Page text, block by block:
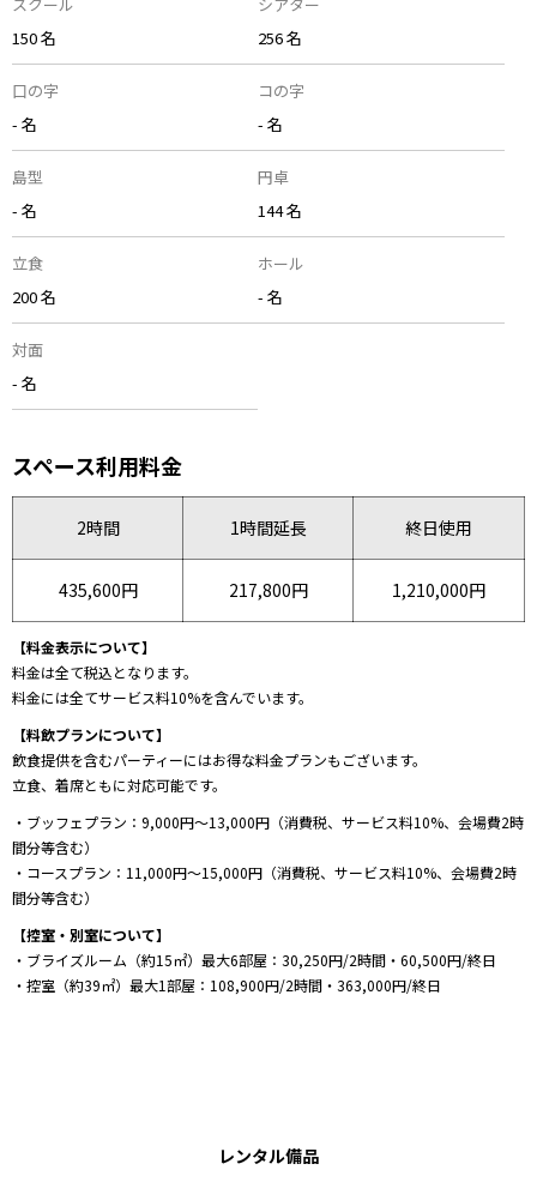
150 名
256 名
口の字
- 名
コの字
- 名
島型
- 名
円卓
144 名
立食
200 名
ホール
- 名
対面
- 名
スペース利用料金
2時間 1時間延長 終日使用
435,600円 217,800円 1,210,000円
【料金表示について】
料金は全て税込となります。
料金には全てサービス料10%を含んでいます。
【料飲プランについて】
飲食提供を含むパーティーにはお得な料金プランもございます。
立食、着席ともに対応可能です。
・ブッフェプラン：9,000円～13,000円（消費税、サービス料10%、会場費2時
間分等含む）
・コースプラン：11,000円～15,000円（消費税、サービス料10%、会場費2時
間分等含む）
【控室・別室について】
・ブライズルーム（約15㎡）最大6部屋：30,250円/2時間・60,500円/終日
・控室（約39㎡）最大1部屋：108,900円/2時間・363,000円/終日
レンタル備品